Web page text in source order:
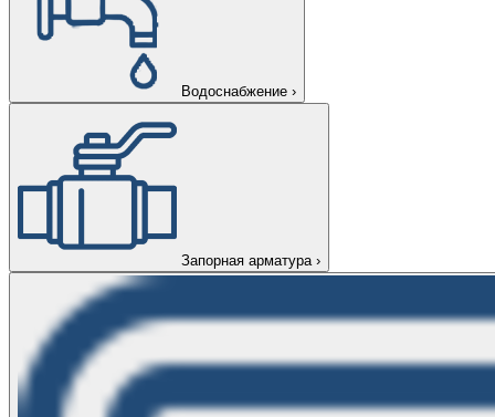
Водоснабжение ›
Запорная арматура ›